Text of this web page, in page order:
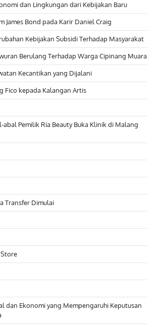
dan Lingkungan dari Kebijakan Baru
James Bond pada Karir Daniel Craig
Kebijakan Subsidi Terhadap Masyarakat
Berulang Terhadap Warga Cipinang Muara
Kecantikan yang Dijalani
Fico kepada Kalangan Artis
abal Pemilik Ria Beauty Buka Klinik di Malang
Transfer Dimulai
Store
dan Ekonomi yang Mempengaruhi Keputusan